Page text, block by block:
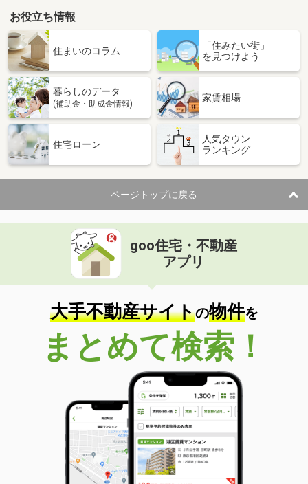
お役立ち情報
住まいのコラム
「住みたい街」
を見つけよう
暮らしのデータ
(補助金・助成金情報)
家賃相場
住宅ローン
人気タウン
ランキング
ページトップに戻る
goo住宅・不動産
アプリ
大手不動産サイトの物件を
まとめて検索！